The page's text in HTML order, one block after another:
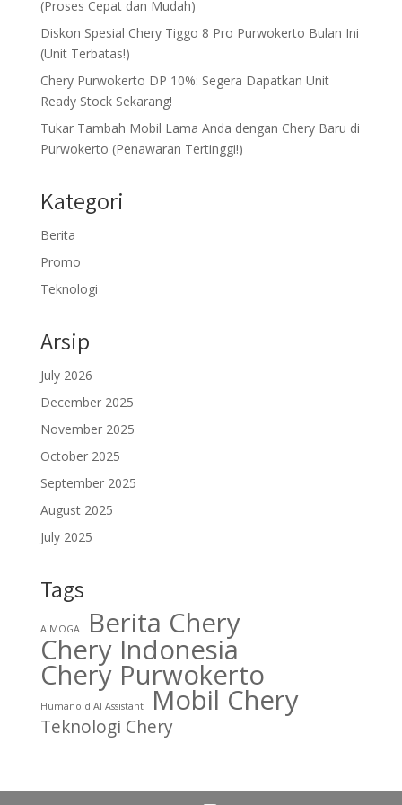
(Proses Cepat dan Mudah)
Diskon Spesial Chery Tiggo 8 Pro Purwokerto Bulan Ini
(Unit Terbatas!)
Chery Purwokerto DP 10%: Segera Dapatkan Unit
Ready Stock Sekarang!
Tukar Tambah Mobil Lama Anda dengan Chery Baru di
Purwokerto (Penawaran Tertinggi!)
Kategori
Berita
Promo
Teknologi
Arsip
July 2026
December 2025
November 2025
October 2025
September 2025
August 2025
July 2025
Tags
AiMOGA Berita Chery
Chery Indonesia
Chery Purwokerto
Humanoid AI Assistant Mobil Chery
Teknologi Chery